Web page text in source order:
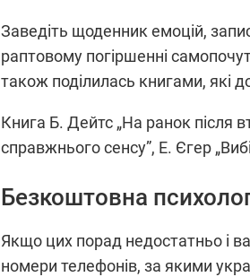
Заведіть щоденник емоцій,
раптовому погіршенні
також поділилась книгами, які
Книга Б. Дейтс „На ранок після
справжнього сенсу”, Е. Єгер
Безкоштовна
Якщо цих порад недостатньо і
номери телефонів, за якими